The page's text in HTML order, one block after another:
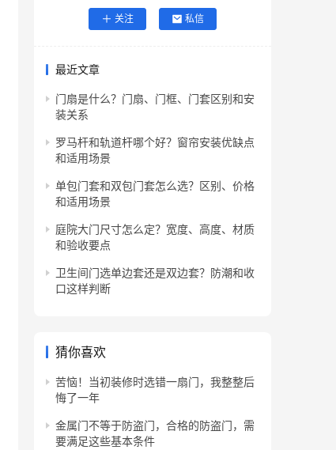
关注 私信
最近文章
门扇是什么？门扇、门框、门套区别和安
装关系
罗马杆和轨道杆哪个好？窗帘安装优缺点
和适用场景
单包门套和双包门套怎么选？区别、价格
和适用场景
庭院大门尺寸怎么定？宽度、高度、材质
和验收要点
卫生间门选单边套还是双边套？防潮和收
口这样判断
猜你喜欢
苦恼！当初装修时选错一扇门，我整整后
悔了一年
金属门不等于防盗门，合格的防盗门，需
要满足这些基本条件